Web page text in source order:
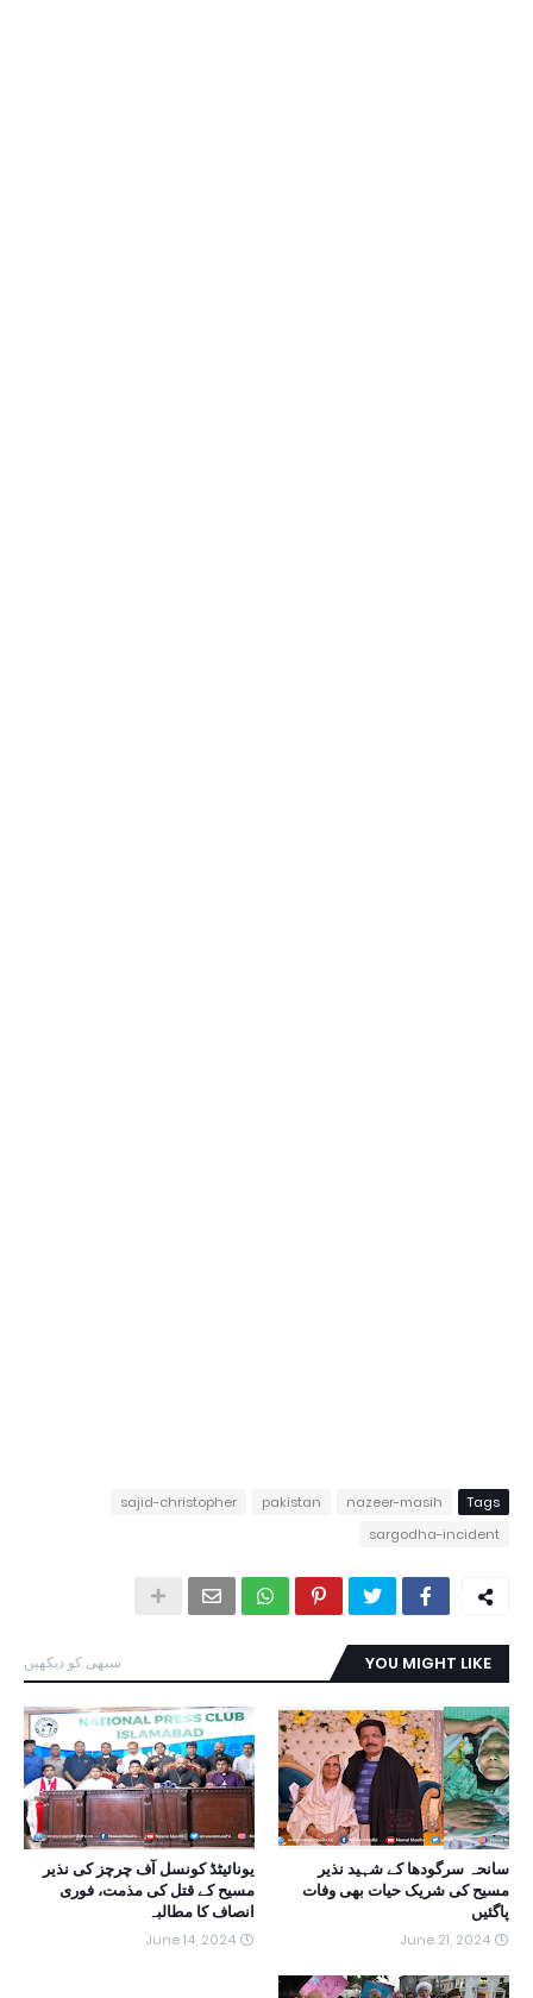
Tags
nazeer-masih
pakistan
sajid-christopher
sargodha-incident
YOU MIGHT LIKE سبھی کو دیکھیں
سانحہ سرگودھا کے شہید نذیر
مسیح کی شریک حیات بھی وفات
پاگئیں
June 21, 2024
یونائیٹڈ کونسل آف چرچز کی نذیر
مسیح کے قتل کی مذمت، فوری
انصاف کا مطالبہ
June 14, 2024